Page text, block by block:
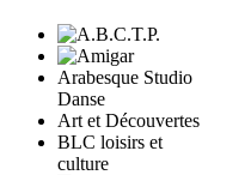
Arabesque Studio
Danse
Art et Découvertes
BLC loisirs et
culture